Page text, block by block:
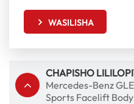
WASILISHA
CHAPISHO
Mercedes-Benz
Sports Facelift